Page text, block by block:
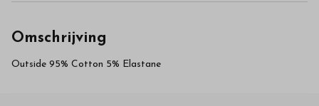
Omschrijving
Outside 95% Cotton 5% Elastane